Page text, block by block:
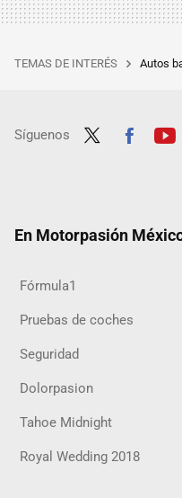
TEMAS DE INTERÉS Autos
Síguenos
En Motorpasión
Fórmula1
Pruebas de coches
Seguridad
Dolorpasion
Tahoe Midnight
Royal Wedding 2018